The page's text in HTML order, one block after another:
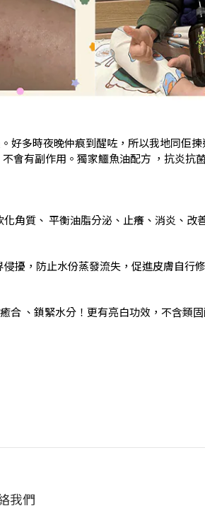
好多時夜晚仲痕到醒咗，所以我地同佢
會有副作用。獨家鱷魚油配方 ，抗炎抗
角質、 平衡油脂分泌、止癢、消炎、改
擾，防止水份蒸發流失，促進皮膚自行
、鎖緊水分！更有亮白功效，不含類
我們